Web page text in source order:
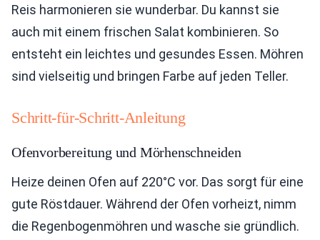
Reis harmonieren sie wunderbar. Du kannst sie
auch mit einem frischen Salat kombinieren. So
entsteht ein leichtes und gesundes Essen. Möhren
sind vielseitig und bringen Farbe auf jeden Teller.
Schritt-für-Schritt-Anleitung
Ofenvorbereitung und Mörhenschneiden
Heize deinen Ofen auf 220°C vor. Das sorgt für eine
gute Röstdauer. Während der Ofen vorheizt, nimm
die Regenbogenmöhren und wasche sie gründlich.